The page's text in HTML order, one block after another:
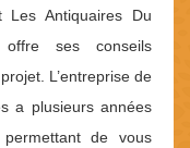
Les Antiquaires Du
ses conseils
L’entreprise de
a plusieurs années
de vous